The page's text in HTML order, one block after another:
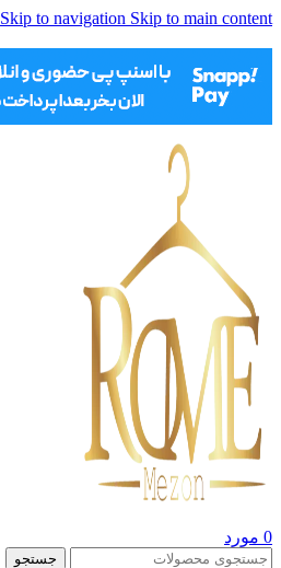
Skip to navigation Skip to main content
0 مورد
جستجو